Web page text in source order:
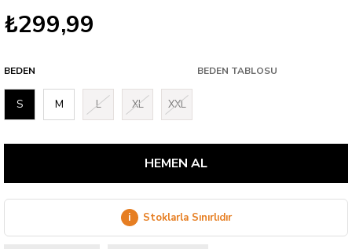
₺299,99
BEDEN BEDEN TABLOSU
S M L XL XXL
i Stoklarla Sınırlıdır